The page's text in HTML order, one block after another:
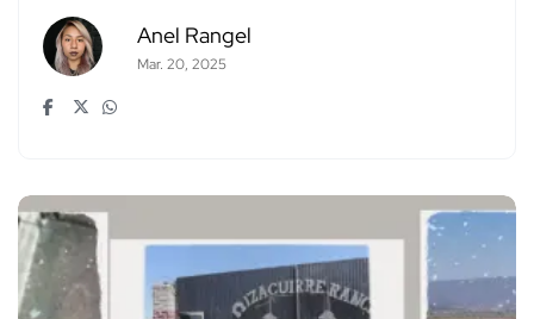
Anel Rangel
Mar. 20, 2025